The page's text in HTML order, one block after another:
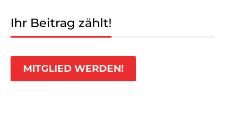
Ihr Beitrag zählt!
MITGLIED WERDEN!